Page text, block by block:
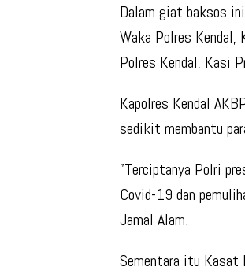
Dalam giat baksos
Waka Polres Kendal,
Polres Kendal, Kasi
Kapolres Kendal
sedikit membantu
”Terciptanya Polri
Covid-19 dan
Jamal Alam.
Sementara itu Kasat